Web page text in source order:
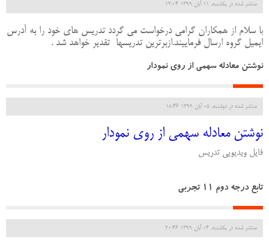
منتشر شده در یکشنبه, 11 آبان 1399 12:04
با سلام از همکاران گرامی درخواست می گردد تدریس های خود را به آدرس
ایمیل گروه ارسال فرماییند.ازبرترین تدریسها تقدیر خواهد شد .
نوشتن معادله سهمی از روی نمودار
منتشر شده در دوشنبه, 05 آبان 1399 18:46
نوشتن معادله سهمی از روی نمودار
فایل ویدیویی تدریس
تابع درجه دوم 11 تجربی
منتشر شده در یکشنبه, 04 آبان 1399 20:46